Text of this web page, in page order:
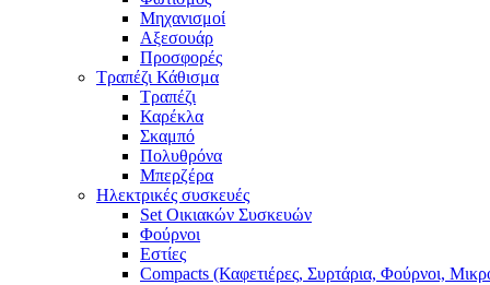
Μηχανισμοί
Αξεσουάρ
Προσφορές
Τραπέζι Κάθισμα
Τραπέζι
Καρέκλα
Σκαμπό
Πολυθρόνα
Μπερζέρα
Ηλεκτρικές συσκευές
Set Οικιακών Συσκευών
Φούρνοι
Εστίες
Compacts (Καφετιέρες, Συρτάρια, Φούρνοι,